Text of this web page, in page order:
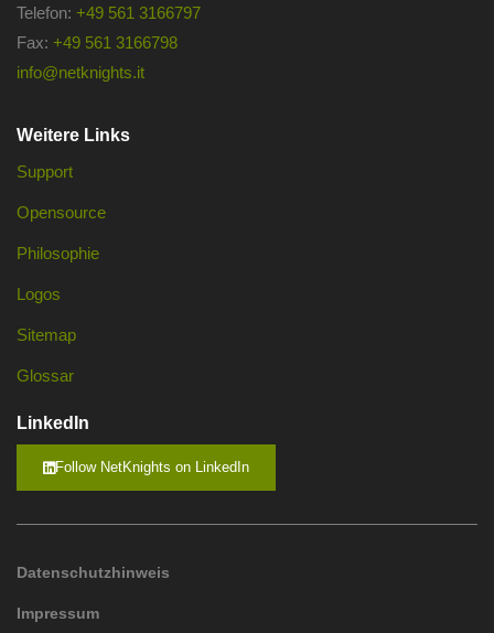
Telefon: +49 561 3166797
Fax: +49 561 3166798
info@netknights.it
Weitere Links
Support
Opensource
Philosophie
Logos
Sitemap
Glossar
LinkedIn
Follow NetKnights on LinkedIn
Datenschutzhinweis
Impressum